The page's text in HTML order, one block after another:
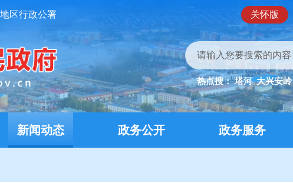
区行政公署 关怀版
热点搜： 塔河 大兴安岭
新闻动态 政务公开 政务服务